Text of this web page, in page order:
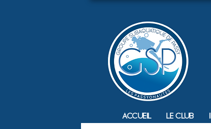
Accueil Le Club